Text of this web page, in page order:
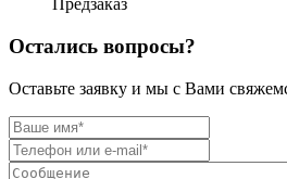
Предзаказ
Остались вопросы?
Оставьте заявку и мы с Вами